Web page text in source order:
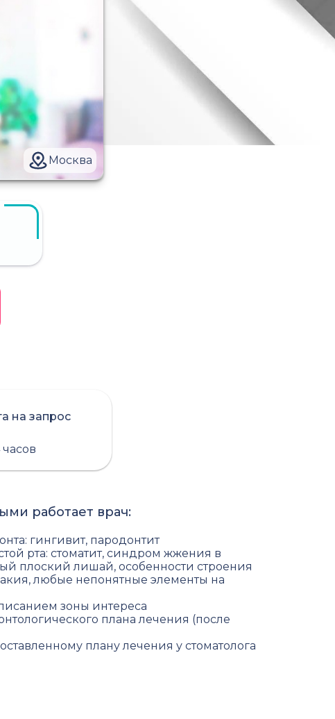
Москва
на запрос
часов
работает врач:
гингивит, пародонтит
рта: стоматит, синдром жжения в
плоский лишай, особенности строения
любые непонятные элементы на
зоны интереса
плана лечения (после
плану лечения у стоматолога